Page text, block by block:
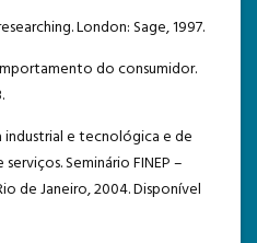
London: Sage, 1997.
do consumidor.
industrial e tecnológica e de
Seminário FINEP –
de Janeiro, 2004. Disponível